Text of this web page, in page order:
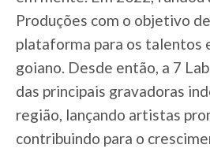
Produções com o objetivo
plataforma para os talentos
goiano. Desde então, a 7
das principais gravadoras
região, lançando artistas
contribuindo para o